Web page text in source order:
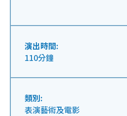
演出時間:
110分鐘
類別:
表演藝術及電影